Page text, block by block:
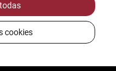
Privacidad
cookies